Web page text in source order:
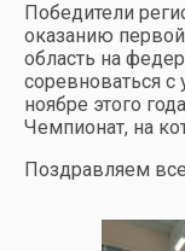
Победители
оказанию
область на
соревноваться с
ноябре этого
Чемпионат, на
Поздравляем